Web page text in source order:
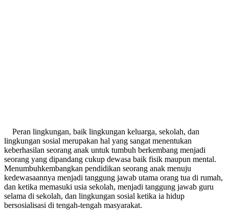
Peran lingkungan, baik lingkungan keluarga, sekolah, dan
lingkungan sosial merupakan hal yang sangat menentukan
keberhasilan seorang anak untuk tumbuh berkembang menjadi
seorang yang dipandang cukup dewasa baik fisik maupun mental.
Menumbuhkembangkan pendidikan seorang anak menuju
kedewasaannya menjadi tanggung jawab utama orang tua di rumah,
dan ketika memasuki usia sekolah, menjadi tanggung jawab guru
selama di sekolah, dan lingkungan sosial ketika ia hidup
bersosialisasi di tengah-tengah masyarakat.